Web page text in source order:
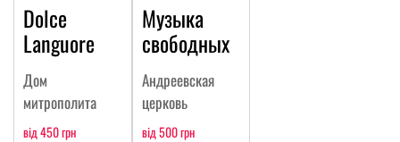
Dolce
Languore
Дом
митрополита
від 450 грн
Музыка
свободных
Андреевская
церковь
від 500 грн